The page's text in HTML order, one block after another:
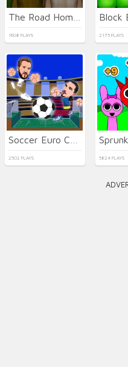
1608 PLAYS 2175 PLAYS
2502 PLAYS 5824 PLAYS